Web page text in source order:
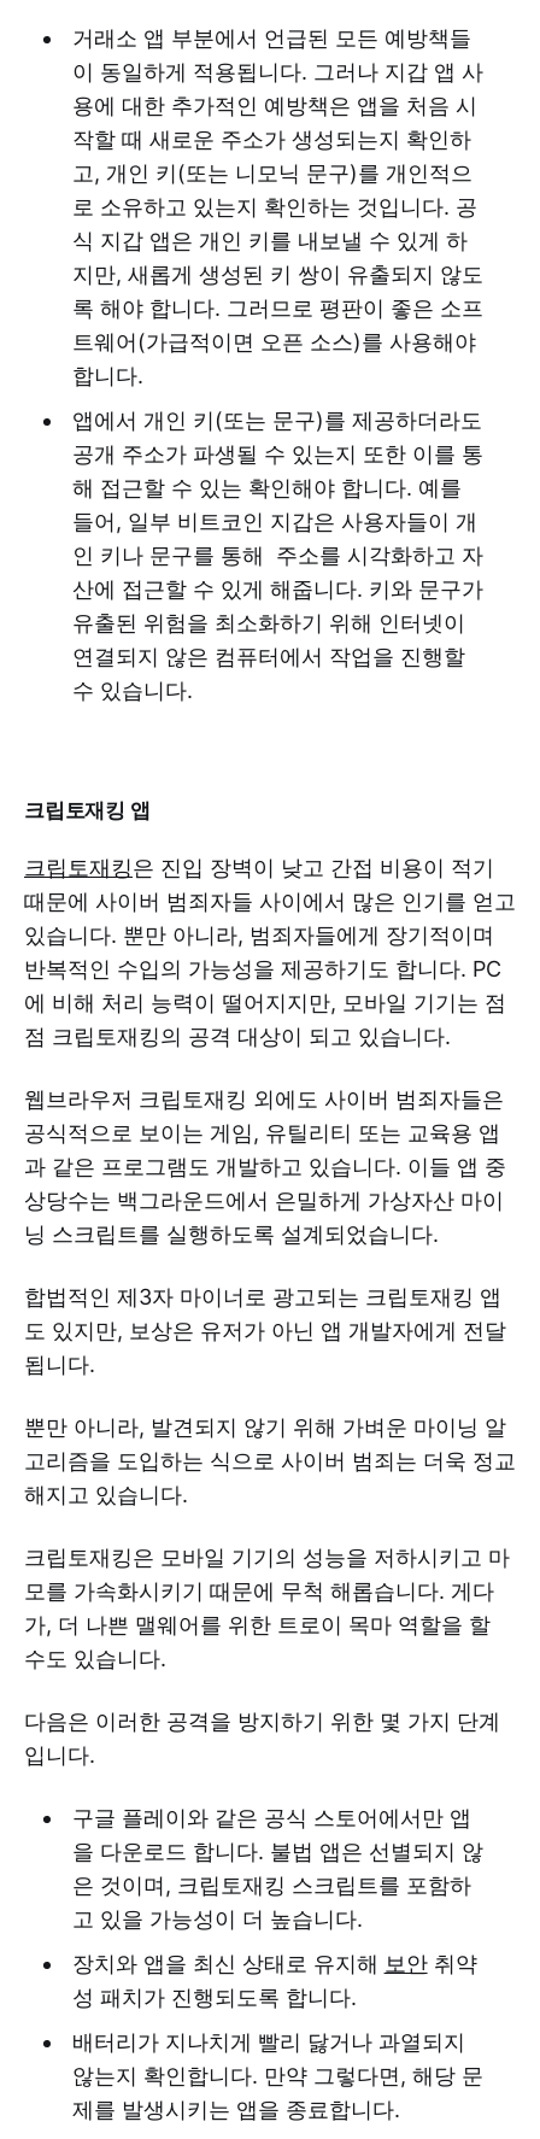
거래소 앱 부분에서 언급된 모든 예방책들
이 동일하게 적용됩니다. 그러나 지갑 앱 사
용에 대한 추가적인 예방책은 앱을 처음 시
작할 때 새로운 주소가 생성되는지 확인하
고, 개인 키(또는 니모닉 문구)를 개인적으
로 소유하고 있는지 확인하는 것입니다. 공
식 지갑 앱은 개인 키를 내보낼 수 있게 하
지만, 새롭게 생성된 키 쌍이 유출되지 않도
록 해야 합니다. 그러므로 평판이 좋은 소프
트웨어(가급적이면 오픈 소스)를 사용해야
합니다.
앱에서 개인 키(또는 문구)를 제공하더라도
공개 주소가 파생될 수 있는지 또한 이를 통
해 접근할 수 있는 확인해야 합니다. 예를
들어, 일부 비트코인 지갑은 사용자들이 개
인 키나 문구를 통해 주소를 시각화하고 자
산에 접근할 수 있게 해줍니다. 키와 문구가
유출된 위험을 최소화하기 위해 인터넷이
연결되지 않은 컴퓨터에서 작업을 진행할
수 있습니다.
크립토재킹 앱
크립토재킹은 진입 장벽이 낮고 간접 비용이 적기
때문에 사이버 범죄자들 사이에서 많은 인기를 얻고
있습니다. 뿐만 아니라, 범죄자들에게 장기적이며
반복적인 수입의 가능성을 제공하기도 합니다. PC
에 비해 처리 능력이 떨어지지만, 모바일 기기는 점
점 크립토재킹의 공격 대상이 되고 있습니다.
웹브라우저 크립토재킹 외에도 사이버 범죄자들은
공식적으로 보이는 게임, 유틸리티 또는 교육용 앱
과 같은 프로그램도 개발하고 있습니다. 이들 앱 중
상당수는 백그라운드에서 은밀하게 가상자산 마이
닝 스크립트를 실행하도록 설계되었습니다.
합법적인 제3자 마이너로 광고되는 크립토재킹 앱
도 있지만, 보상은 유저가 아닌 앱 개발자에게 전달
됩니다.
뿐만 아니라, 발견되지 않기 위해 가벼운 마이닝 알
고리즘을 도입하는 식으로 사이버 범죄는 더욱 정교
해지고 있습니다.
크립토재킹은 모바일 기기의 성능을 저하시키고 마
모를 가속화시키기 때문에 무척 해롭습니다. 게다
가, 더 나쁜 맬웨어를 위한 트로이 목마 역할을 할
수도 있습니다.
다음은 이러한 공격을 방지하기 위한 몇 가지 단계
입니다.
구글 플레이와 같은 공식 스토어에서만 앱
을 다운로드 합니다. 불법 앱은 선별되지 않
은 것이며, 크립토재킹 스크립트를 포함하
고 있을 가능성이 더 높습니다.
장치와 앱을 최신 상태로 유지해 보안취약
성 패치가 진행되도록 합니다.
배터리가 지나치게 빨리 닳거나 과열되지
않는지 확인합니다. 만약 그렇다면, 해당 문
제를 발생시키는 앱을 종료합니다.